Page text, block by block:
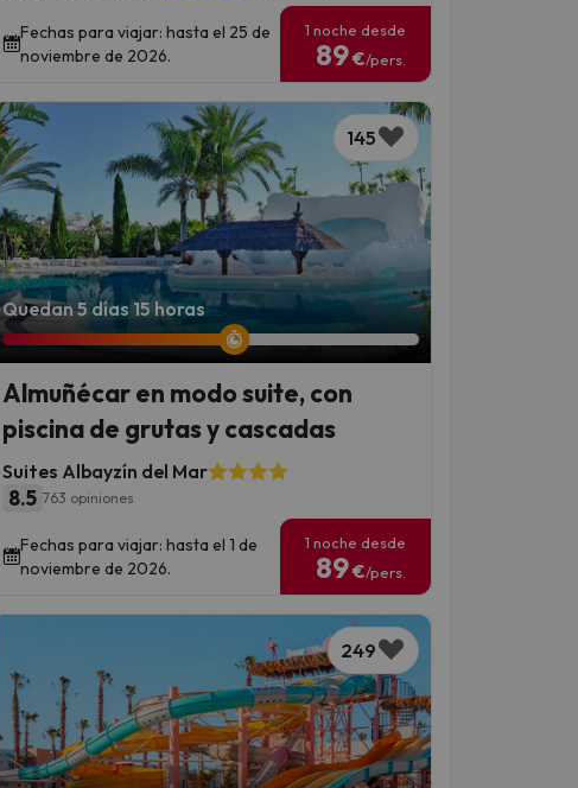
Fechas para viajar: hasta el 25 de
noviembre de 2026.
1 noche desde
89€/pers.
145
Quedan 5 días 15 horas
Almuñécar en modo suite, con
piscina de grutas y cascadas
Suites Albayzín del Mar
8.5 763 opiniones
Fechas para viajar: hasta el 1 de
noviembre de 2026.
1 noche desde
89€/pers.
249